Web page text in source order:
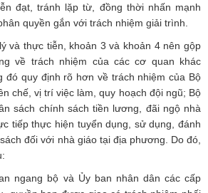
đạt, tránh lặp từ, đồng thời nhấn mạnh
quyền gắn với trách nhiệm giải trình.
và thực tiễn, khoản 3 và khoản 4 nên gộp
về trách nhiệm của các cơ quan khác
đó quy định rõ hơn về trách nhiệm của Bộ
chế, vị trí việc làm, quy hoạch đội ngũ; Bộ
sách chính sách tiền lương, đãi ngộ nhà
tiếp thực hiện tuyển dụng, sử dụng, đánh
đối với nhà giáo tại địa phương. Do đó,
ngang bộ và Ủy ban nhân dân các cấp